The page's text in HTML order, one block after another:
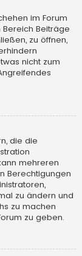
im Forum
Beiträge
zu öffnen,
nicht zum
die die
mehreren
Berechtigungen
zu ändern und
zu machen
zu geben.